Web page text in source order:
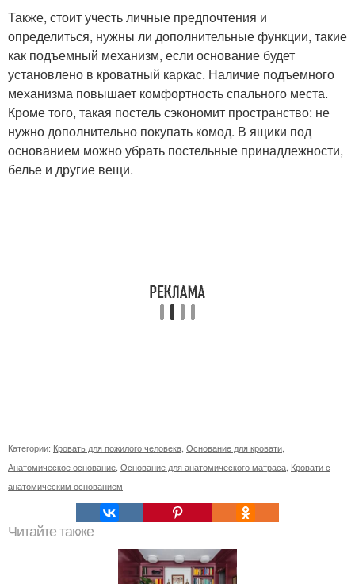
Также, стоит учесть личные предпочтения и
определиться, нужны ли дополнительные функции, такие
как подъемный механизм, если основание будет
установлено в кроватный каркас. Наличие подъемного
механизма повышает комфортность спального места.
Кроме того, такая постель сэкономит пространство: не
нужно дополнительно покупать комод. В ящики под
основанием можно убрать постельные принадлежности,
белье и другие вещи.
Категории: Кровать для пожилого человека Основание для кровати
Анатомическое основание Основание для анатомического матраса Кровати с
анатомическим основанием
Читайте также